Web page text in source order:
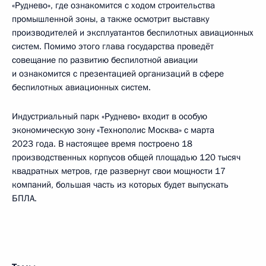
«Руднево», где ознакомится с ходом строительства
промышленной зоны, а также осмотрит выставку
производителей и эксплуатантов беспилотных авиационных
систем. Помимо этого глава государства проведёт
совещание по развитию беспилотной авиации
и ознакомится с презентацией организаций в сфере
беспилотных авиационных систем.
Индустриальный парк «Руднево» входит в особую
экономическую зону «Технополис Москва» с марта
2023 года. В настоящее время построено 18
производственных корпусов общей площадью 120 тысяч
квадратных метров, где развернут свои мощности 17
компаний, большая часть из которых будет выпускать
БПЛА.